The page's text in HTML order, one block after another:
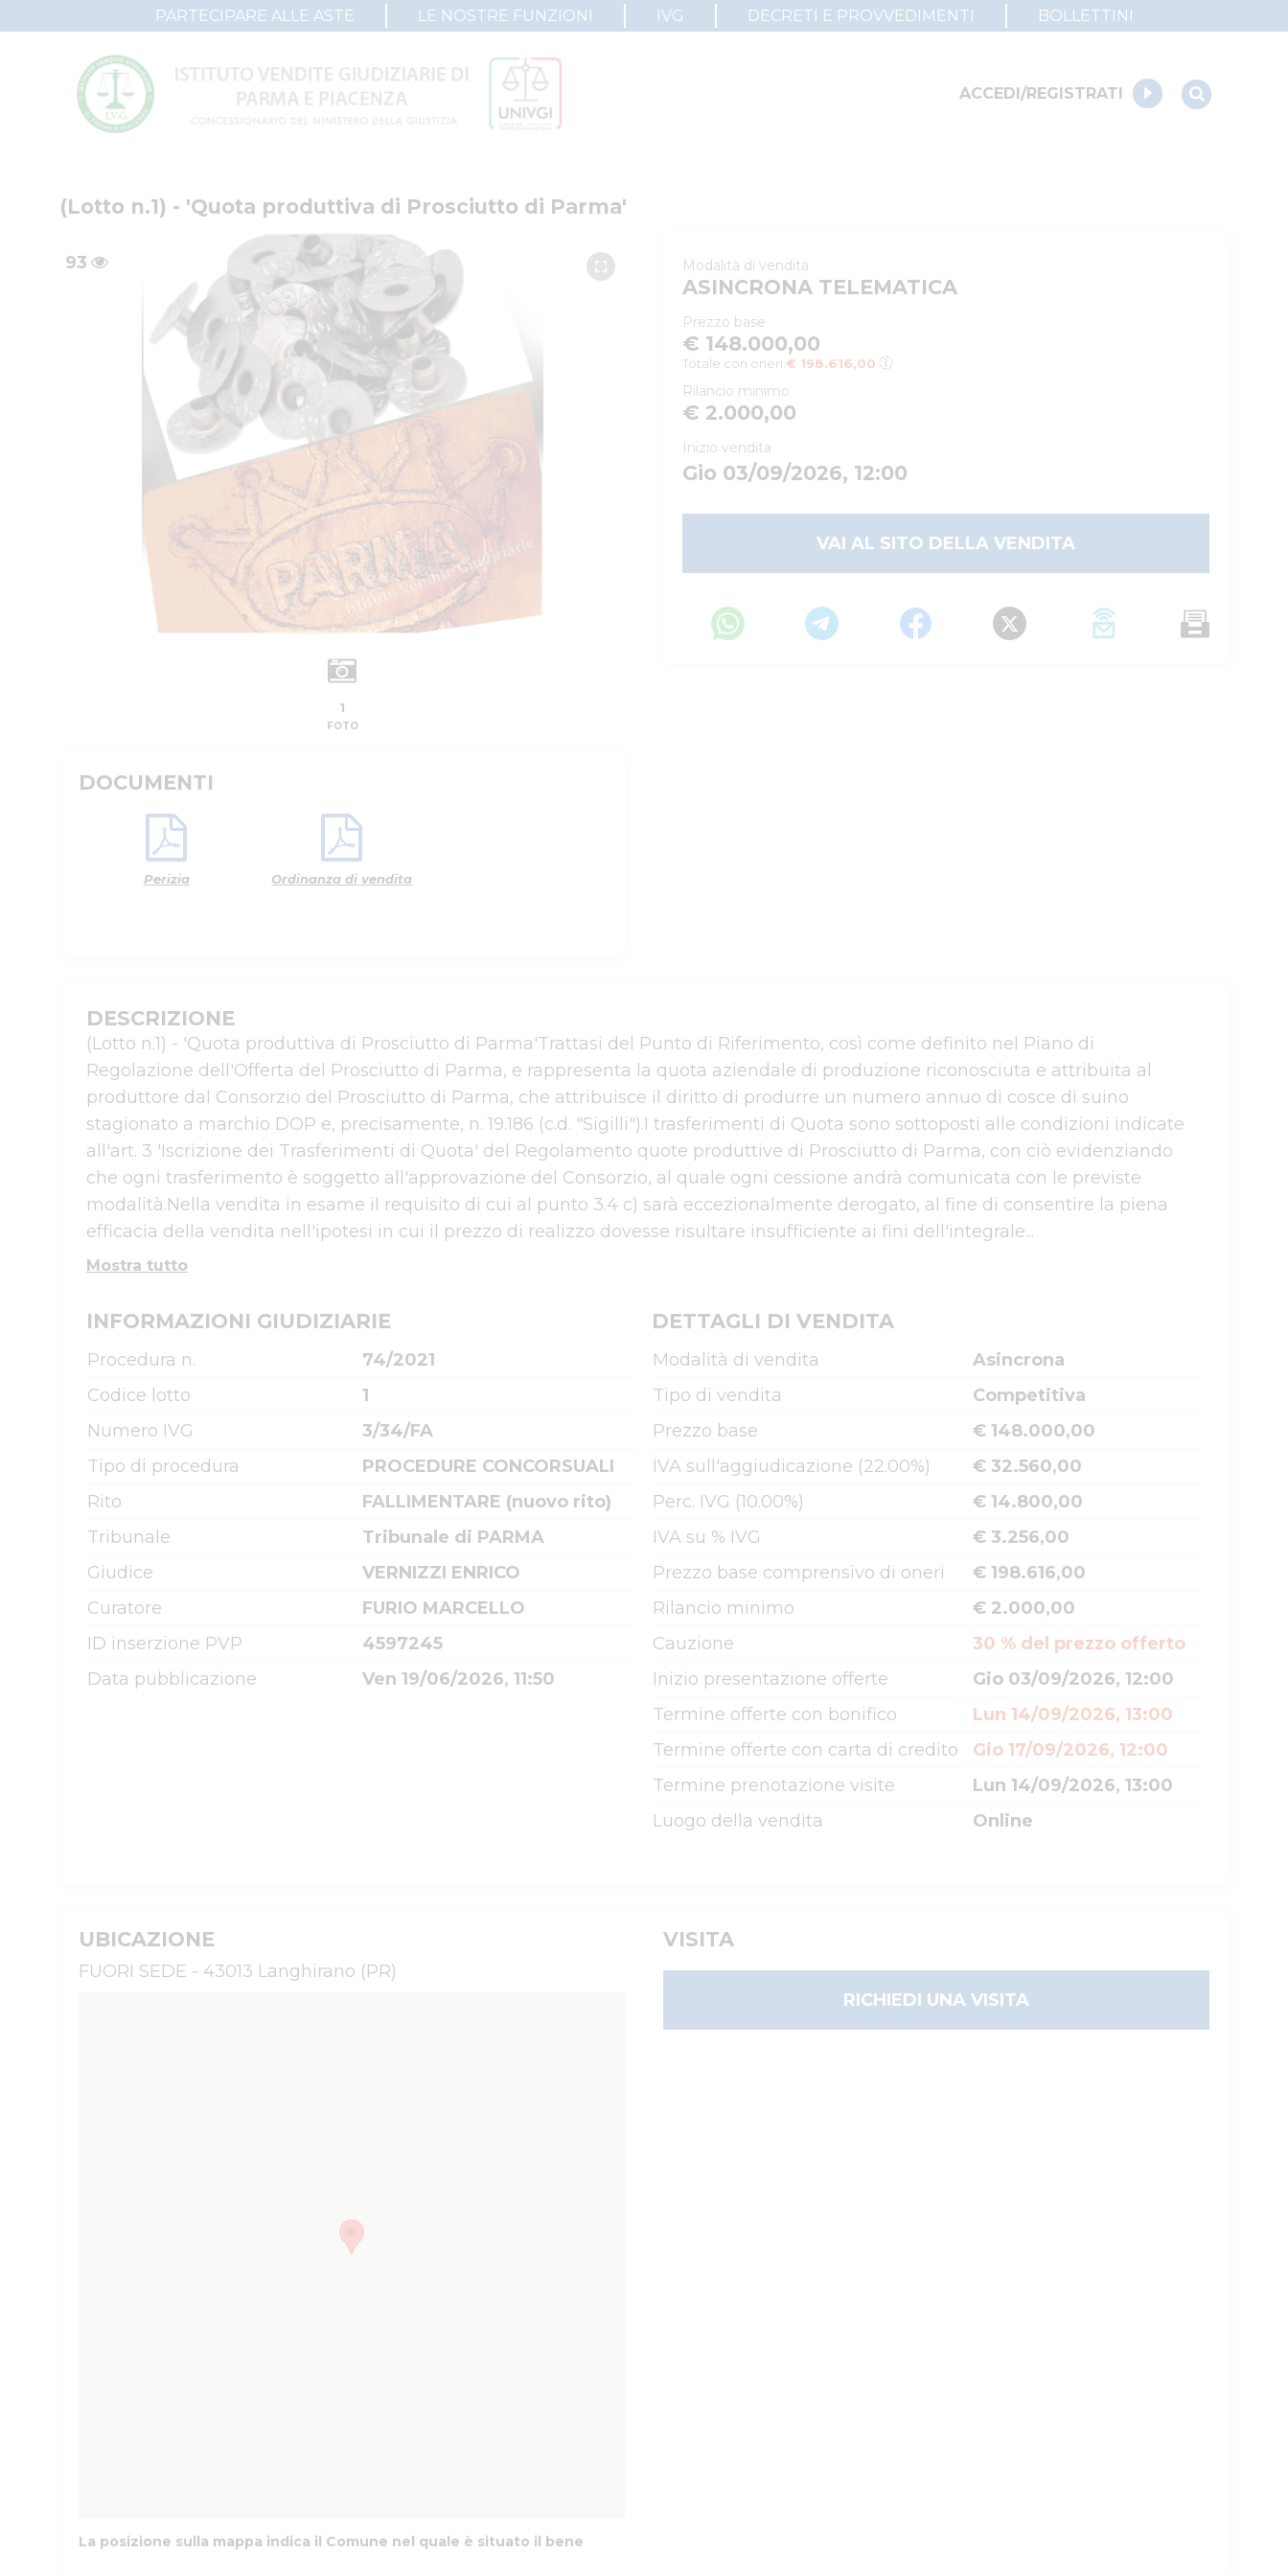
PARTECIPARE ALLE ASTE LE NOSTRE FUNZIONI IVG DECRETI E PROVVEDIMENTI BOLLETTINI
ACCEDI/REGISTRATI
(Lotto n.1) - 'Quota produttiva di Prosciutto di Parma'
93
1
FOTO
DOCUMENTI
Perizia Ordinanza di vendita
Modalità di vendita
ASINCRONA TELEMATICA
Prezzo base
€ 148.000,00
Totale con oneri:€ 198.616,00
Rilancio minimo
€ 2.000,00
Inizio vendita
Gio 03/09/2026, 12:00
VAI AL SITO DELLA VENDITA
DESCRIZIONE
(Lotto n.1) - 'Quota produttiva di Prosciutto di Parma'Trattasi del Punto di Riferimento, così come definito nel Piano di
Regolazione dell'Offerta del Prosciutto di Parma, e rappresenta la quota aziendale di produzione riconosciuta e attribuita al
produttore dal Consorzio del Prosciutto di Parma, che attribuisce il diritto di produrre un numero annuo di cosce di suino
stagionato a marchio DOP e, precisamente, n. 19.186 (c.d. "Sigilli").I trasferimenti di Quota sono sottoposti alle condizioni indicate
all'art. 3 'Iscrizione dei Trasferimenti di Quota' del Regolamento quote produttive di Prosciutto di Parma, con ciò evidenziando
che ogni trasferimento è soggetto all'approvazione del Consorzio, al quale ogni cessione andrà comunicata con le previste
modalità.Nella vendita in esame il requisito di cui al punto 3.4 c) sarà eccezionalmente derogato, al fine di consentire la piena
efficacia della vendita nell'ipotesi in cui il prezzo di realizzo dovesse risultare insufficiente ai fini dell'integrale...
Mostra tutto
INFORMAZIONI GIUDIZIARIE
Procedura n.
74/2021
Codice lotto
1
Numero IVG
3/34/FA
Tipo di procedura
PROCEDURE CONCORSUALI
Rito
FALLIMENTARE (nuovo rito)
Tribunale
Tribunale di PARMA
Giudice
VERNIZZI ENRICO
Curatore
FURIO MARCELLO
ID inserzione PVP
4597245
Data pubblicazione
Ven 19/06/2026, 11:50
DETTAGLI DI VENDITA
Modalità di vendita
Asincrona
Tipo di vendita
Competitiva
Prezzo base
€ 148.000,00
IVA sull'aggiudicazione (22.00%)
€ 32.560,00
Perc. IVG (10.00%)
€ 14.800,00
IVA su % IVG
€ 3.256,00
Prezzo base comprensivo di oneri
€ 198.616,00
Rilancio minimo
€ 2.000,00
Cauzione
30 % del prezzo offerto
Inizio presentazione offerte
Gio 03/09/2026, 12:00
Termine offerte con bonifico
Lun 14/09/2026, 13:00
Termine offerte con carta di credito
Gio 17/09/2026, 12:00
Termine prenotazione visite
Lun 14/09/2026, 13:00
Luogo della vendita
Online
UBICAZIONE
FUORI SEDE - 43013 Langhirano (PR)
La posizione sulla mappa indica il Comune nel quale è situato il bene
VISITA
RICHIEDI UNA VISITA